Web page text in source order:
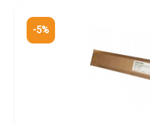
-5%